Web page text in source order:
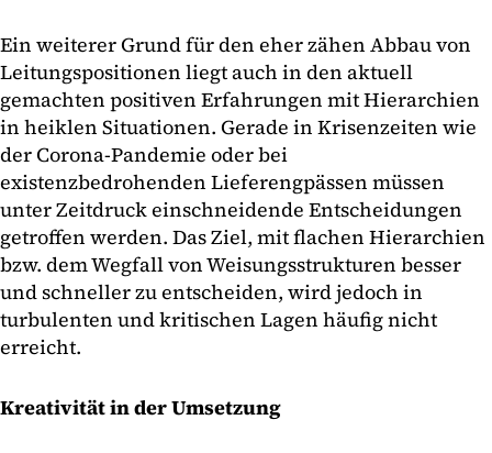
Ein weiterer Grund für den eher zähen Abbau von
Leitungspositionen liegt auch in den aktuell
gemachten positiven Erfahrungen mit Hierarchien
in heiklen Situationen. Gerade in Krisenzeiten wie
der Corona-Pandemie oder bei
existenzbedrohenden Lieferengpässen müssen
unter Zeitdruck einschneidende Entscheidungen
getroffen werden. Das Ziel, mit flachen Hierarchien
bzw. dem Wegfall von Weisungsstrukturen besser
und schneller zu entscheiden, wird jedoch in
turbulenten und kritischen Lagen häufig nicht
erreicht.
Kreativität in der Umsetzung